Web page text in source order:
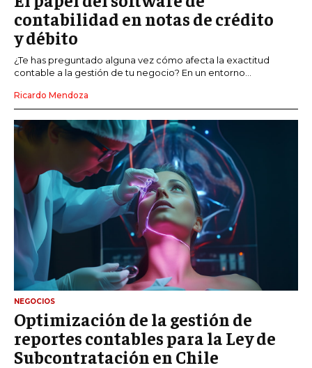
contabilidad en notas de crédito
y débito
¿Te has preguntado alguna vez cómo afecta la exactitud
contable a la gestión de tu negocio? En un entorno...
Ricardo Mendoza
NEGOCIOS
Optimización de la gestión de
reportes contables para la Ley de
Subcontratación en Chile